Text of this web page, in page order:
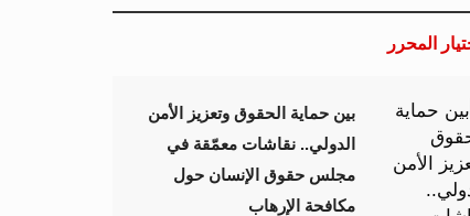
المحرر
بين حماية الحقوق وتعزيز الأمن
الدولي.. نقاشات معمّقة في
مجلس حقوق الإنسان حول
مكافحة الإرهاب